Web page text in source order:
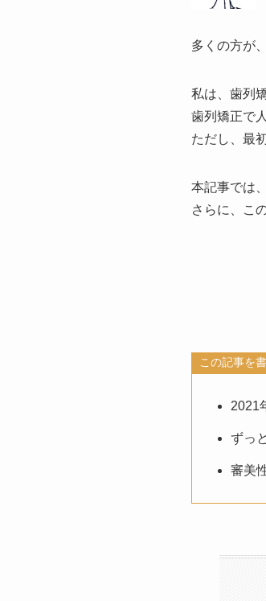
多くの方が
私は、歯列
歯列矯正で
ただし、最
本記事では、
さらに、こ
この記事を
2021
ずっ
審美